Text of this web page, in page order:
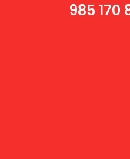
985 170